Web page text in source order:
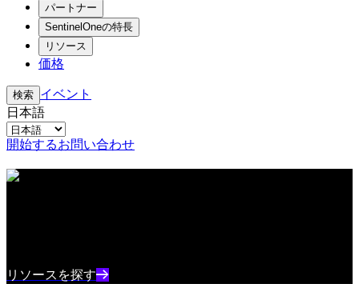
パートナー
SentinelOneの特長
リソース
価格
検索 イベント
日本語
開始するお問い合わせ
リソースセンター
リソースを探す